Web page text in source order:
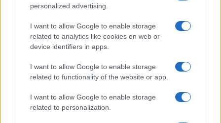
personalized advertising.
I want to allow Google to enable storage
related to analytics like cookies on web or
device identifiers in apps.
I want to allow Google to enable storage
related to functionality of the website or app.
I want to allow Google to enable storage
related to personalization.